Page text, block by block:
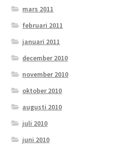
mars 2011
februari 2011
januari 2011
december 2010
november 2010
oktober 2010
augusti 2010
juli 2010
juni 2010